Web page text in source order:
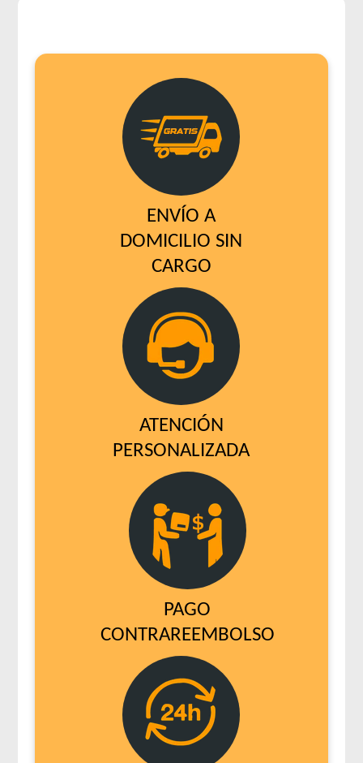
ENVÍO A
DOMICILIO SIN
CARGO
ATENCIÓN
PERSONALIZADA
PAGO
CONTRAREEMBOLSO